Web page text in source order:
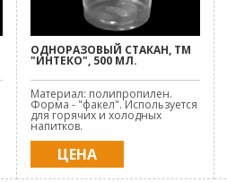
ОДНОРАЗОВЫЙ СТАКАН, ТМ
"ИНТЕКО", 500 МЛ.
Материал: полипропилен.
Форма - "факел". Используется
для горячих и холодных
напитков.
ЦЕНА